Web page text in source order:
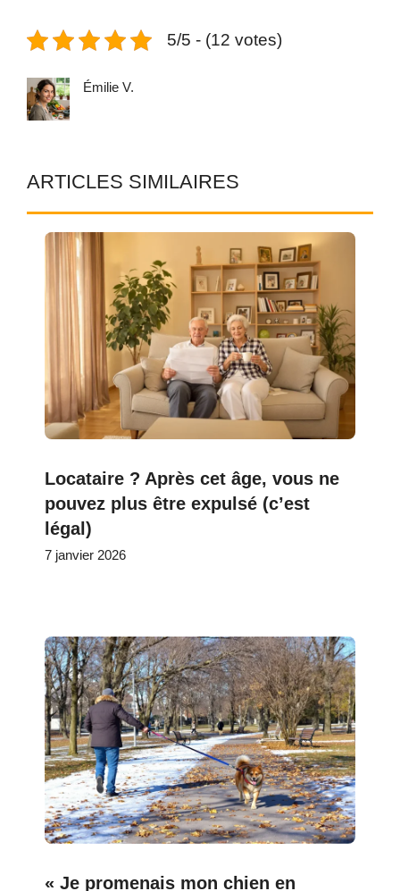
5/5 - (12 votes)
Émilie V.
ARTICLES SIMILAIRES
Locataire ? Après cet âge, vous ne
pouvez plus être expulsé (c’est
légal)
7 janvier 2026
« Je promenais mon chien en